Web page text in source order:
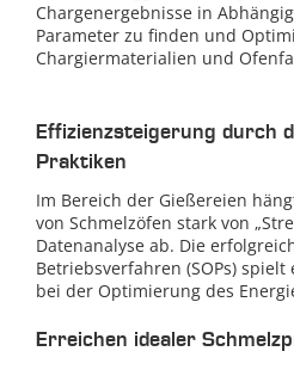
Chargenergebnisse in
Parameter zu finden und
Chargiermaterialien und
Effizienzsteigerung durch
Praktiken
Im Bereich der Gießereien
von Schmelzöfen stark von
Datenanalyse ab. Die
Betriebsverfahren (SOPs)
bei der Optimierung des
Erreichen idealer